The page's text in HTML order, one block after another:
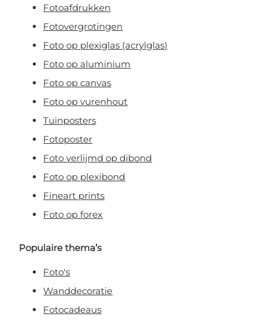
Fotoafdrukken
Fotovergrotingen
Foto op plexiglas (acrylglas)
Foto op aluminium
Foto op canvas
Foto op vurenhout
Tuinposters
Fotoposter
Foto verlijmd op dibond
Foto op plexibond
Fineart prints
Foto op forex
Populaire thema’s
Foto's
Wanddecoratie
Fotocadeaus